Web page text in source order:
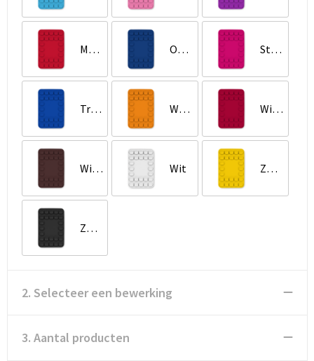
Medium Scharlakenrood Oxford Blue Stralend Roze
True Blue Warm oranje Wijnrood
Wine Brown Wit Zonnig Geel
Zwart
2. Selecteer een bewerking
3. Aantal producten